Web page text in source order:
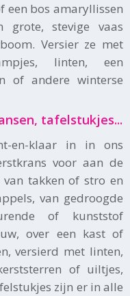
een bos amaryllissen
grote, stevige vaas
Versier ze met
linten, een
of andere winterse
tafelstukjes...
en-klaar in in ons
voor aan de
takken of stro en
van gedroogde
of kunststof
over een kast of
versierd met linten,
of uiltjes,
zijn er in alle